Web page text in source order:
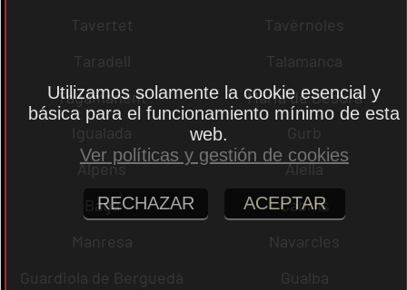
Tavertet
Tavèrnoles
Taradell
Talamanca
Tagamanent
Maria de Besora
Igualada
Gurb
Alpens
Alella
Bagà
Cabrils
Manresa
Navarcles
Guardiola de Berguedà
Gualba
Utilizamos solamente la cookie esencial y
básica para el funcionamiento mínimo de esta
web.
Ver políticas y gestión de cookies
RECHAZAR ACEPTAR